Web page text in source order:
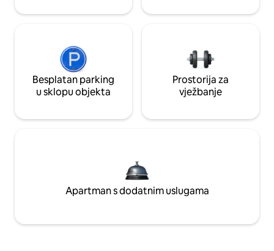
Besplatan parking
u sklopu objekta
Prostorija za
vježbanje
Apartman s dodatnim uslugama